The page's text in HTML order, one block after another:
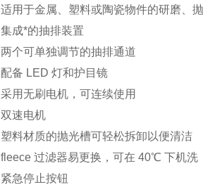
适用于金属、塑料或陶瓷物件的研磨、
集成*的抽排装置
两个可单独调节的抽排通道
配备 LED 灯和护目镜
采用无刷电机，可连续使用
双速电机
塑料材质的抛光槽可轻松拆卸以便清洁
fleece 过滤器易更换，可在 40℃ 下机洗
紧急停止按钮